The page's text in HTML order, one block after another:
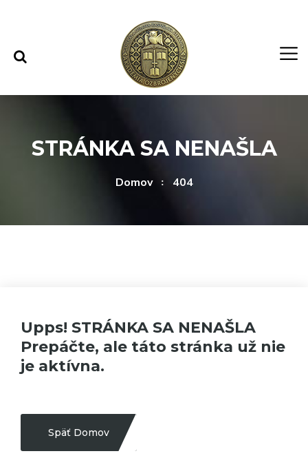
STRÁNKA SA NENAŠLA
Domov 404
Upps! STRÁNKA SA NENAŠLA
Prepáčte, ale táto stránka už nie
je aktívna.
Späť Domov